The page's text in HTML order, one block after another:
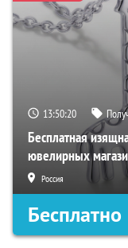
13:50:19
Бесплатная
ювелирных
Россия
Бесплатно